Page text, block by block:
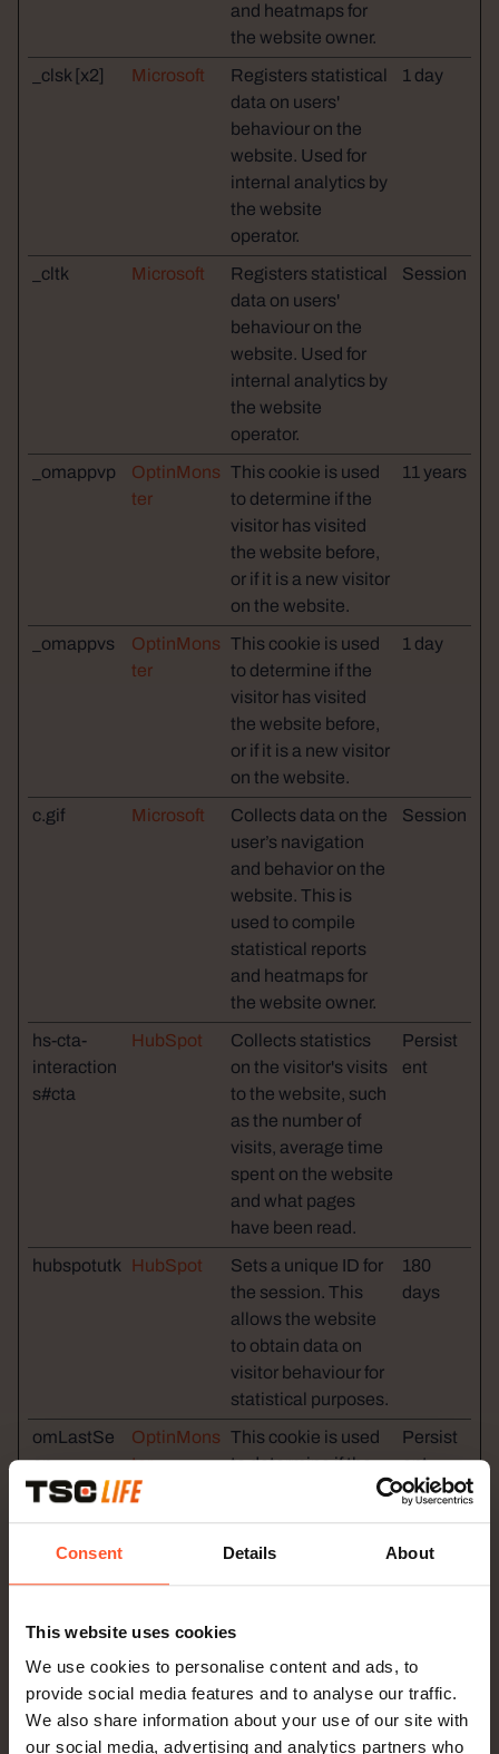
Consent Details About
This website uses cookies
We use cookies to personalise content and ads, to
provide social media features and to analyse our traffic.
We also share information about your use of our site with
our social media, advertising and analytics partners who
and heatmaps for
the website owner.
_clsk [x2] Microsoft
Registers statistical
data on users'
behaviour on the
website. Used for
internal analytics by
the website
operator.
1 day
_cltk Microsoft
Registers statistical
data on users'
behaviour on the
website. Used for
internal analytics by
the website
operator.
Session
_omappvp
OptinMons
ter
This cookie is used
to determine if the
visitor has visited
the website before,
or if it is a new visitor
on the website.
11 years
_omappvs
OptinMons
ter
This cookie is used
to determine if the
visitor has visited
the website before,
or if it is a new visitor
on the website.
1 day
c.gif Microsoft
Collects data on the
user’s navigation
and behavior on the
website. This is
used to compile
statistical reports
and heatmaps for
the website owner.
Session
hs-cta-
interaction
s#cta
HubSpot
Collects statistics
on the visitor's visits
to the website, such
as the number of
visits, average time
spent on the website
and what pages
have been read.
Persist
ent
hubspotutk HubSpot
Sets a unique ID for
the session. This
allows the website
to obtain data on
visitor behaviour for
statistical purposes.
180
days
omLastSe
en
OptinMons
ter
This cookie is used
to determine if the
or if it is a new visitor
Persist
ent
Pageviews
ter
to identify the
frequency of visits
and how long the
visitor is on the
website. The cookie